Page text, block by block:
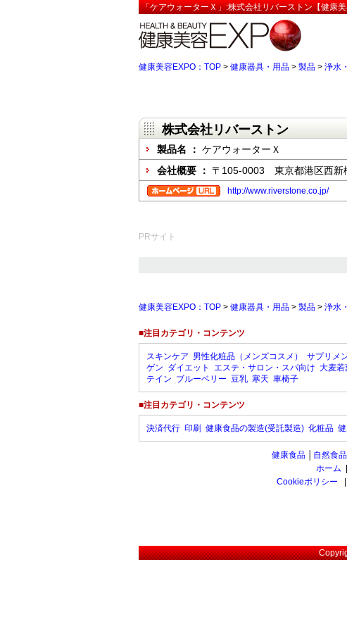
「ケアウォーターＸ」:株式会社リバーストン【健康
健康美容EXPO：TOP > 健康器具・用品 > 製品 > 浄水
株式会社リバーストン
製品名 ： ケアウォーターＸ
会社概要 ： 〒105-0003 東京都港区西新
http://www.riverstone.co.jp/
PRサイト
健康美容EXPO：TOP > 健康器具・用品 > 製品 > 浄水
■注目カテゴリ・コンテンツ
スキンケア 男性化粧品（メンズコスメ） サプリメ
ゲン ダイエット エステ・サロン・スパ向け 大麦若
テイン ブルーベリー 豆乳 寒天 車椅子
■注目カテゴリ・コンテンツ
決済代行 印刷 健康食品の製造(受託製造) 化粧品
健康食品 自然食品
ホーム
Cookieポリシー